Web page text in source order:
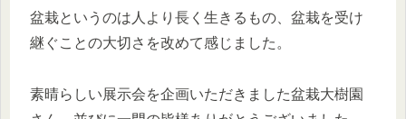
盆栽というのは人より長く生きるもの、盆栽を受け
継ぐことの大切さを改めて感じました。
素晴らしい展示会を企画いただきました盆栽大樹園